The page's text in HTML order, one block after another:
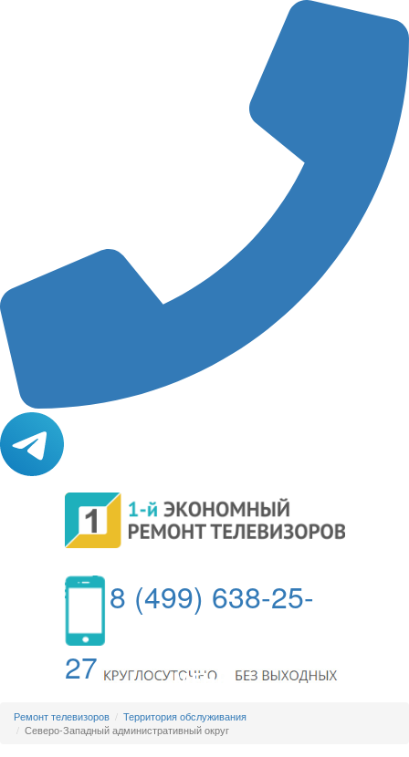
8 (499) 638-25-
27
МЕНЮ
Ремонт телевизоров
Территория обслуживания
Северо-Западный административный округ